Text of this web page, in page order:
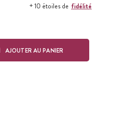
+ 10 étoiles de fidélité
AJOUTER AU PANIER